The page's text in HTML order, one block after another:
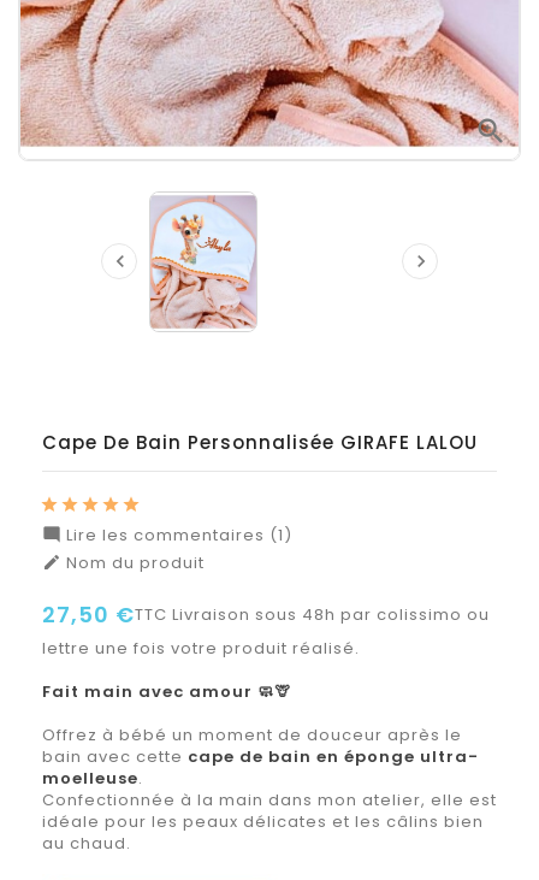

 
Cape De Bain Personnalisée GIRAFE LALOU
 Lire les commentaires (1)
 Nom du produit
27,50 €TTC Livraison sous 48h par colissimo ou
lettre une fois votre produit réalisé.
Fait main avec amour 🧼🦒
Offrez à bébé un moment de douceur après le
bain avec cette cape de bain en éponge ultra-
moelleuse.
Confectionnée à la main dans mon atelier, elle est
idéale pour les peaux délicates et les câlins bien
au chaud.